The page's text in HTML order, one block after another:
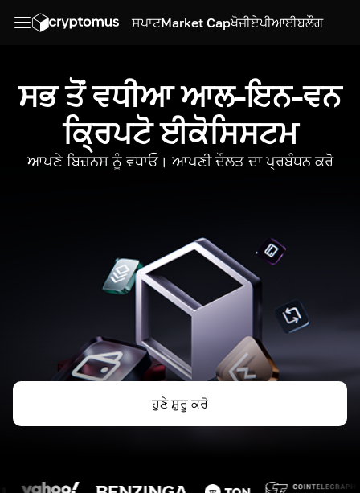
ਸਪਾਟMarket Capਖੋਜੀਏਪੀਆਈਬਲੌਗ
ਸਭ ਤੋਂ ਵਧੀਆ ਆਲ-ਇਨ-ਵਨ
ਕ੍ਰਿਪਟੋ ਈਕੋਸਿਸਟਮ
ਆਪਣੇ ਬਿਜ਼ਨਸ ਨੂੰ ਵਧਾਓ। ਆਪਣੀ ਦੌਲਤ ਦਾ ਪ੍ਰਬੰਧਨ ਕਰੋ
ਹੁਣੇ ਸ਼ੁਰੂ ਕਰੋ